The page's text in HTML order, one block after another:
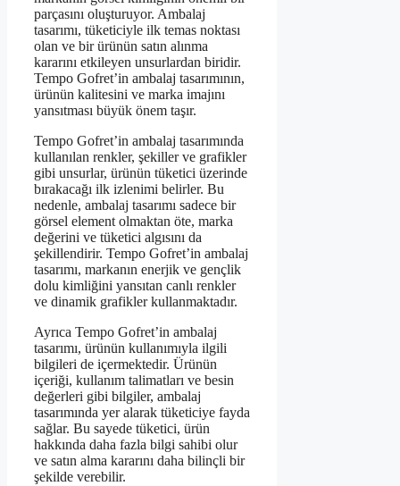
parçasını oluşturuyor. Ambalaj
tasarımı, tüketiciyle ilk temas noktası
olan ve bir ürünün satın alınma
kararını etkileyen unsurlardan biridir.
Tempo Gofret’in ambalaj tasarımının,
ürünün kalitesini ve marka imajını
yansıtması büyük önem taşır.
Tempo Gofret’in ambalaj tasarımında
kullanılan renkler, şekiller ve grafikler
gibi unsurlar, ürünün tüketici üzerinde
bırakacağı ilk izlenimi belirler. Bu
nedenle, ambalaj tasarımı sadece bir
görsel element olmaktan öte, marka
değerini ve tüketici algısını da
şekillendirir. Tempo Gofret’in ambalaj
tasarımı, markanın enerjik ve gençlik
dolu kimliğini yansıtan canlı renkler
ve dinamik grafikler kullanmaktadır.
Ayrıca Tempo Gofret’in ambalaj
tasarımı, ürünün kullanımıyla ilgili
bilgileri de içermektedir. Ürünün
içeriği, kullanım talimatları ve besin
değerleri gibi bilgiler, ambalaj
tasarımında yer alarak tüketiciye fayda
sağlar. Bu sayede tüketici, ürün
hakkında daha fazla bilgi sahibi olur
ve satın alma kararını daha bilinçli bir
şekilde verebilir.